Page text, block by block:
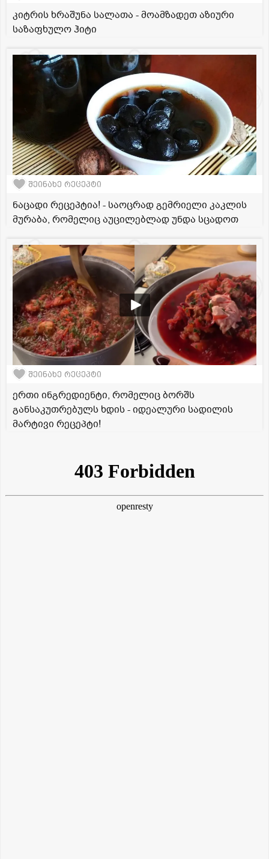
კიტრის ხრაშუნა სალათა - მოამზადეთ აზიური
საზაფხულო ჰიტი
შეინახე რეცეპტი
ნაცადი რეცეპტია! - საოცრად გემრიელი კაკლის
მურაბა, რომელიც აუცილებლად უნდა სცადოთ
შეინახე რეცეპტი
ერთი ინგრედიენტი, რომელიც ბორშს
განსაკუთრებულს ხდის - იდეალური სადილის
მარტივი რეცეპტი!